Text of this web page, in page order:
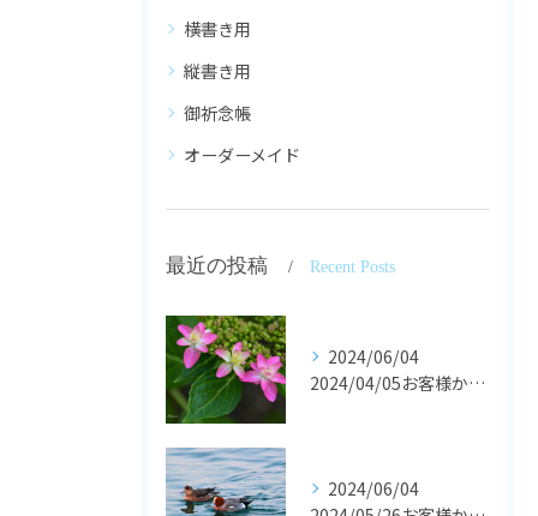
横書き用
縦書き用
御祈念帳
オーダーメイド
最近の投稿 Recent Posts
2024/06/04
2024/04/05お客様からの声です。
2024/06/04